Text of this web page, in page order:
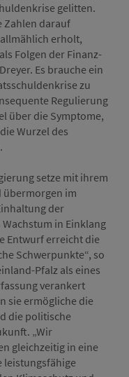
gelitten.
Zahlen darauf
erholt,
Folgen der Finanz-
Es brauche ein
zu
Regulierung
über die Symptome,
Wurzel des
setze mit ihrem
übermorgen im
der
in Einklang
Entwurf erreicht die
Schwerpunkte“, so
Pfalz als eines
verankert
sie ermögliche die
die politische
„Wir
gleichzeitig in eine
leistungsfähige